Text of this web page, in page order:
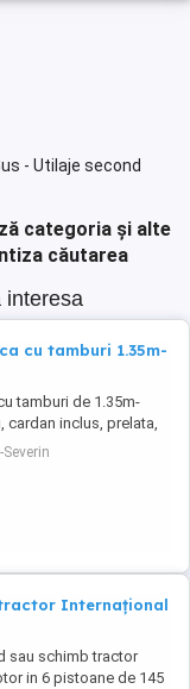
- Utilaje second
categoria și alte
căutarea
interesa
cu tamburi 1.35m-
tamburi de 1.35m-
cardan inclus, prelata,
in toate judetele
Internațional
sau schimb tractor
in 6 pistoane de 145